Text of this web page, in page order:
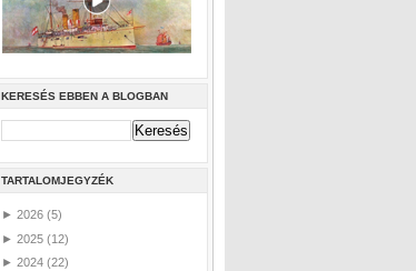
KERESÉS EBBEN A BLOGBAN
TARTALOMJEGYZÉK
► 2026 (5)
► 2025 (12)
► 2024 (22)